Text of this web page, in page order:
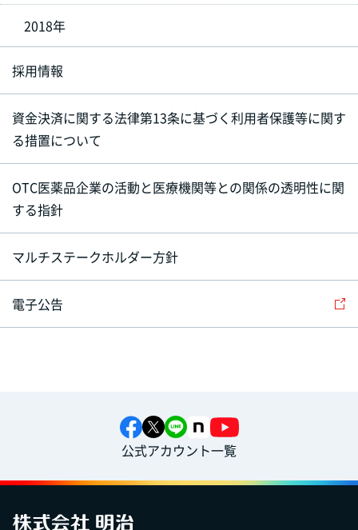
2018年
採用情報
資金決済に関する法律第13条に基づく利用者保護等に関す
る措置について
OTC医薬品企業の活動と医療機関等との関係の透明性に関
する指針
マルチステークホルダー方針
電子公告
公式アカウント一覧